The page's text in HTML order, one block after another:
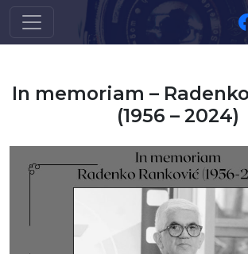
Skip to main content
In memoriam –
(1956 – 2024)